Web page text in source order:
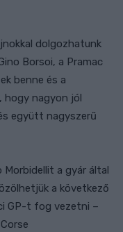
dolgozhatunk
Borsoi, a Pramac
benne és a
hogy nagyon jól
együtt nagyszerű
Morbidellit a gyár által
a következő
GP-t fog vezetni –